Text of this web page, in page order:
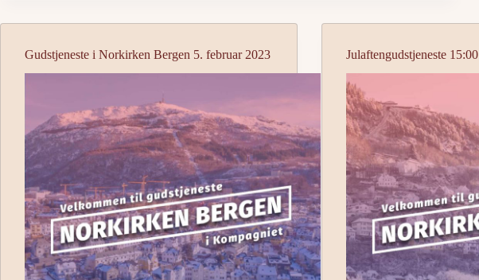
Gudstjeneste i Norkirken Bergen 5. februar 2023 Julaftengudstjeneste 15:00